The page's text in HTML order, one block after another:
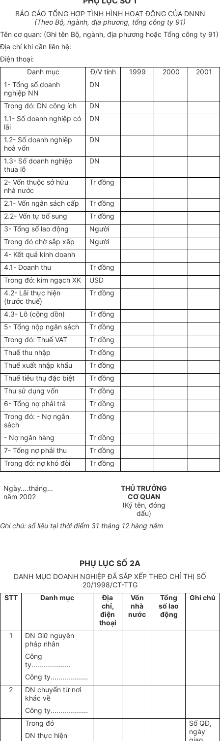
BÁO CÁO TỔNG HỢP TÌNH HÌNH HOẠT ĐỘNG CỦA DNNN
(Theo Bộ, ngành, địa phương, tổng công ty 91)
Tên cơ quan: (Ghi tên Bộ, ngành, địa phương hoặc Tổng công ty 91)
Địa chỉ khi cần liên hệ:
Điện thoại:
Danh mục
Đ/V tính 1999 2000
2001
1- Tổng số doanh
nghiệp NN
DN
Trong đó: DN công ích
DN
1.1- Số doanh nghiệp có
lãi
DN
1.2- Số doanh nghiệp
hoà vốn
DN
1.3- Số doanh nghiệp
thua lỗ
DN
2- Vốn thuộc sở hữu
nhà nước
Tr đồng
2.1- Vốn ngân sách cấp
Tr đồng
2.2- Vốn tự bổ sung
Tr đồng
3- Tổng số lao động
Người
Trong đó chờ sắp xếp
Người
4- Kết quả kinh doanh
4.1- Doanh thu
Tr đồng
Trong đó: kim ngạch XK
USD
4.2- Lãi thực hiện
(trước thuế)
Tr đồng
4.3- Lỗ (cộng dồn)
Tr đồng
5- Tổng nộp ngân sách
Tr đồng
Trong đó: Thuế VAT
Tr đồng
Thuế thu nhập
Tr đồng
Thuế xuất nhập khẩu
Tr đồng
Thuế tiêu thụ đặc biệt
Tr đồng
Thu sử dụng vốn
Tr đồng
6- Tổng nợ phải trả
Tr đồng
Trong đó: - Nợ ngân
sách
Tr đồng
- Nợ ngân hàng
Tr đồng
7- Tổng nợ phải thu
Tr đồng
Trong đó: nợ khó đòi
Tr đồng
Ngày….tháng…
năm 2002
THỦ TRƯỞNG
CƠ QUAN
(Ký tên, đóng
dấu)
Ghi chú: số liệu tại thời điểm 31 tháng 12 hàng năm
PHỤ LỤC SỐ 2A
DANH MỤC DOANH NGHIỆP ĐÃ SẮP XẾP THEO CHỈ THỊ SỐ
20/1998/CT-TTG
STT
Danh mục
Địa
chỉ,
điện
thoại
Vốn
nhà
nước
Tổng
số lao
động
Ghi chú
1
DN Giữ nguyên
pháp nhân
Công
ty....................
Công ty...................
2
DN chuyển từ nơi
khác về
Công ty...................
Trong đó
DN thực hiện
Số QĐ,
ngày